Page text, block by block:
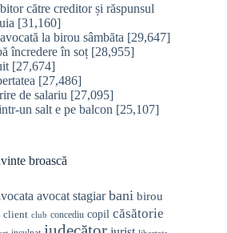
către creditor și răspunsul
[31,160]
la birou sâmbăta [29,647]
încredere în soț [28,955]
[27,674]
[27,486]
de salariu [27,095]
un salt e pe balcon [25,107]
broască
avocat stagiar bani birou
client club concediu copil căsătorie